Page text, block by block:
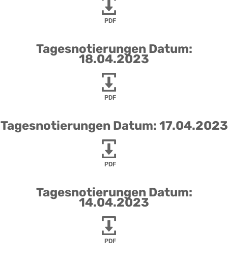
PDF
Tagesnotierungen Datum:
18.04.2023
PDF
Tagesnotierungen Datum: 17.04.2023
PDF
Tagesnotierungen Datum:
14.04.2023
PDF